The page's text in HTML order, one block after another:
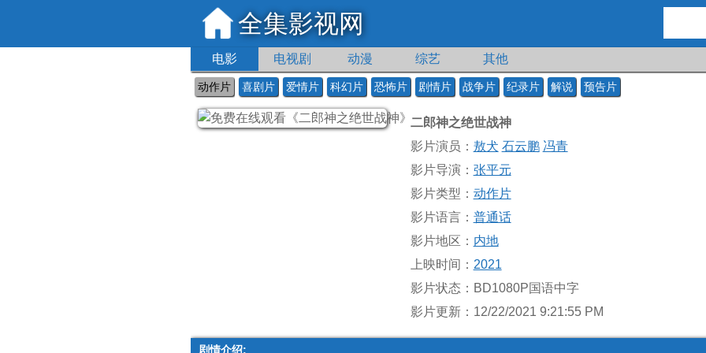
全集影视网
电影 电视剧 动漫 综艺 其他
动作片 喜剧片 爱情片 科幻片 恐怖片 剧情片 战争片 纪录片 解说 预告片
二郎神之绝世战神
影片演员： 敖犬 石云鹏 冯青
影片导演： 张平元
影片类型： 动作片
影片语言： 普通话
影片地区： 内地
上映时间： 2021
影片状态：BD1080P国语中字
影片更新：12/22/2021 9:21:55 PM
剧情介绍: